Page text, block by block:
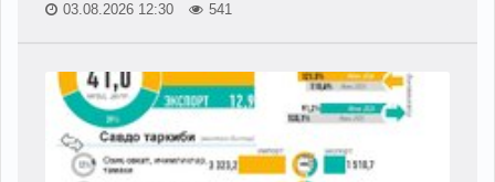
03.08.2026 12:30 541